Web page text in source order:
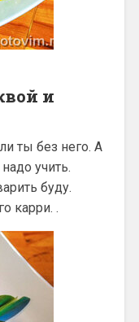
и
ты без него. А
учить.
буду.
карри. .